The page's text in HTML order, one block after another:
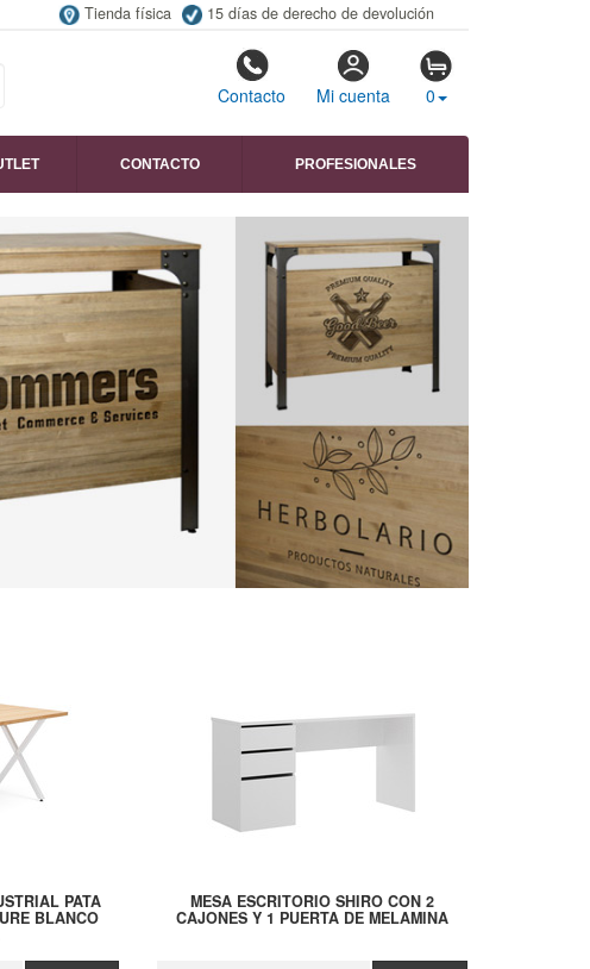
Tienda física 15 días de derecho de devolución
Contacto Mi cuenta 0
CONTACTO PROFESIONALES
PATA
BLANCO
MESA ESCRITORIO SHIRO CON 2
CAJONES Y 1 PUERTA DE MELAMINA